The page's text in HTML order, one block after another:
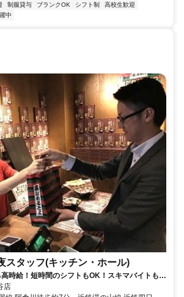
制服貸与 ブランクOK シフト制
高校生歓迎
中
スタッフ(キッチン・ホール)
高時給！短時間のシフトもOK！スキマバイトも日
店